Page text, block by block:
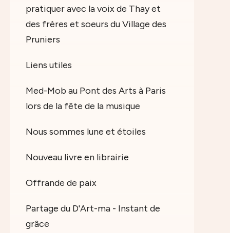
pratiquer avec la voix de Thay et
des frères et soeurs du Village des
Pruniers
Liens utiles
Med-Mob au Pont des Arts à Paris
lors de la fête de la musique
Nous sommes lune et étoiles
Nouveau livre en librairie
Offrande de paix
Partage du D'Art-ma - Instant de
grâce